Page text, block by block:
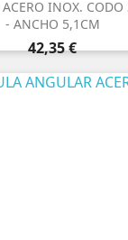
ACERO INOX.
- ANCHO 5,1CM
Precio
42,35 €